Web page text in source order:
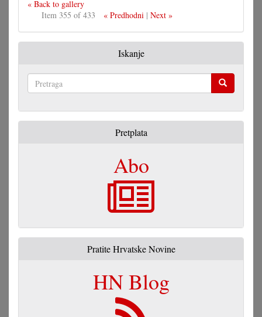
« Back to gallery
Item 355 of 433
« Predhodni| Next »
Iskanje
Pretplata
Abo
Pratite Hrvatske Novine
HN Blog